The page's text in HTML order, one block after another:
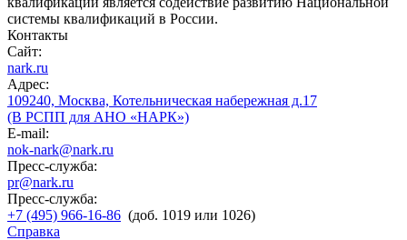
системы квалификаций в России.
Контакты
Сайт:
nark.ru
Адрес:
109240, Москва, Котельническая набережная д.17
(В РСПП для АНО «НАРК»)
E-mail:
nok-nark@nark.ru
Пресс-служба:
pr@nark.ru
Пресс-служба:
+7 (495) 966-16-86 (доб. 1019 или 1026)
Справка